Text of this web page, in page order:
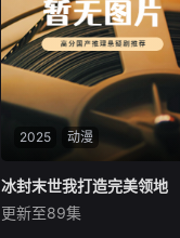
2025 动漫
未知
冰封末世我打造完美领地
更新至89集